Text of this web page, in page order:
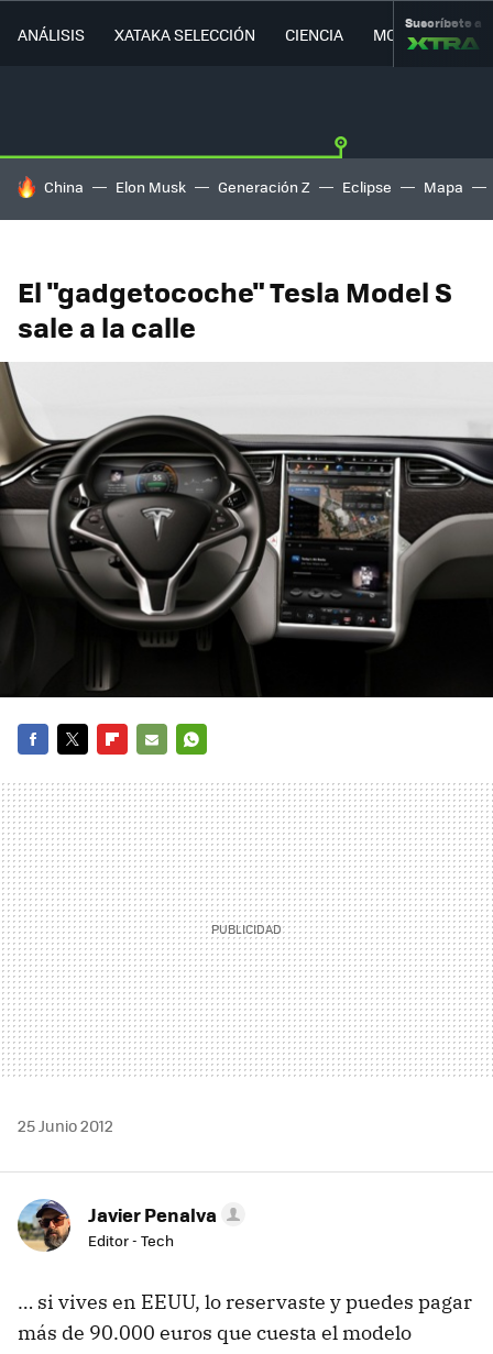
ANÁLISIS XATAKA SELECCIÓN CIENCIA MOVILIDAD
Suscríbete a
HOY SE HABLA DE
China Elon Musk Generación Z Eclipse Mapa
El "gadgetocoche" Tesla Model S
sale a la calle
MAIL
25 Junio 2012
Javier Penalva
Editor - Tech
… si vives en EEUU, lo reservaste y puedes pagar
más de 90.000 euros que cuesta el modelo